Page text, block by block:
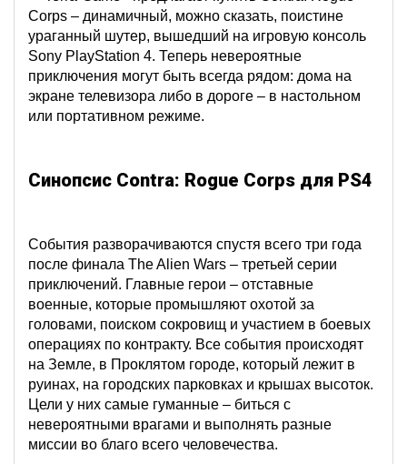
Corps – динамичный, можно сказать, поистине
ураганный шутер, вышедший на игровую консоль
Sony PlayStation 4. Теперь невероятные
приключения могут быть всегда рядом: дома на
экране телевизора либо в дороге – в настольном
или портативном режиме.
Синопсис Contra: Rogue Corps для PS4
События разворачиваются спустя всего три года
после финала The Alien Wars – третьей серии
приключений. Главные герои – отставные
военные, которые промышляют охотой за
головами, поиском сокровищ и участием в боевых
операциях по контракту. Все события происходят
на Земле, в Проклятом городе, который лежит в
руинах, на городских парковках и крышах высоток.
Цели у них самые гуманные – биться с
невероятными врагами и выполнять разные
миссии во благо всего человечества.